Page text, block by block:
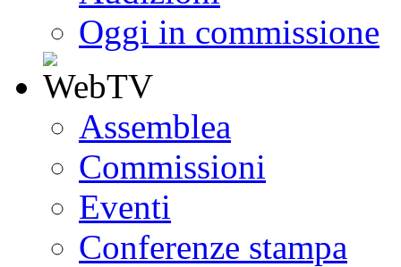
Oggi in commissione
Assemblea
Commissioni
Eventi
Conferenze stampa